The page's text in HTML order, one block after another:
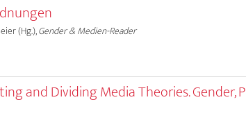
(Hg.),Gender & Medien-Reader
and Dividing Media Theories. Gender,